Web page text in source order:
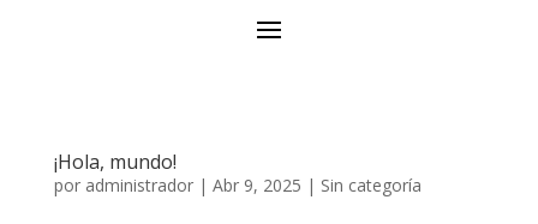
¡Hola, mundo!
por administrador| Abr 9, 2025 | Sin categoría